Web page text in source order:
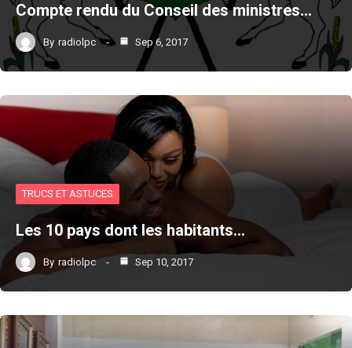
Compte rendu du Conseil des ministres…
By radiolpc Sep 6, 2017
TRUCS ET ASTUCES
Les 10 pays dont les habitants…
By radiolpc Sep 10, 2017